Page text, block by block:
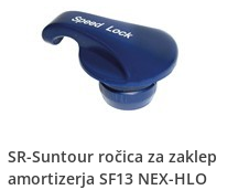
SR-Suntour ročica za zaklep
amortizerja SF13 NEX-HLO